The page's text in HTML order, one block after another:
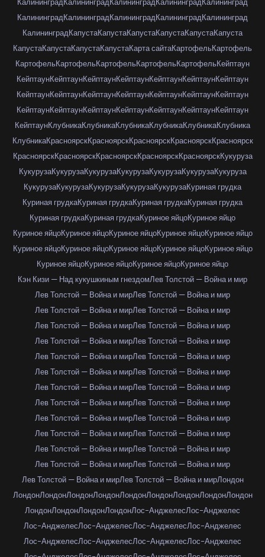
КалининградКалининградКалининградКалининградКалининград
КалининградКалининградКалининградКалининградКалининград
КалининградКапустаКапустаКапустаКапустаКапустаКапуста
КапустаКапустаКапустаКапустаКарта сайтаКартофельКартофель
КартофельКартофельКартофельКартофельКартофельКейптаун
КейптаунКейптаунКейптаунКейптаунКейптаунКейптаунКейптаун
КейптаунКейптаунКейптаунКейптаунКейптаунКейптаунКейптаун
КейптаунКейптаунКейптаунКейптаунКейптаунКейптаунКейптаун
КейптаунКлубникаКлубникаКлубникаКлубникаКлубникаКлубника
КлубникаКрасноярскКрасноярскКрасноярскКрасноярскКрасноярск
КрасноярскКрасноярскКрасноярскКрасноярскКрасноярскКукуруза
КукурузаКукурузаКукурузаКукурузаКукурузаКукурузаКукуруза
КукурузаКукурузаКукурузаКукурузаКукурузаКуриная грудка
Куриная грудкаКуриная грудкаКуриная грудкаКуриная грудка
Куриная грудкаКуриная грудкаКуриное яйцоКуриное яйцо
Куриное яйцоКуриное яйцоКуриное яйцоКуриное яйцоКуриное яйцо
Куриное яйцоКуриное яйцоКуриное яйцоКуриное яйцоКуриное яйцо
Куриное яйцоКуриное яйцоКуриное яйцоКуриное яйцо
Кэн Кизи — Над кукушкиным гнездомЛев Толстой — Война и мир
Лев Толстой — Война и мирЛев Толстой — Война и мир
Лев Толстой — Война и мирЛев Толстой — Война и мир
Лев Толстой — Война и мирЛев Толстой — Война и мир
Лев Толстой — Война и мирЛев Толстой — Война и мир
Лев Толстой — Война и мирЛев Толстой — Война и мир
Лев Толстой — Война и мирЛев Толстой — Война и мир
Лев Толстой — Война и мирЛев Толстой — Война и мир
Лев Толстой — Война и мирЛев Толстой — Война и мир
Лев Толстой — Война и мирЛев Толстой — Война и мир
Лев Толстой — Война и мирЛев Толстой — Война и мир
Лев Толстой — Война и мирЛев Толстой — Война и мир
Лев Толстой — Война и мирЛев Толстой — Война и мир
Лев Толстой — Война и мирЛев Толстой — Война и мирЛондон
ЛондонЛондонЛондонЛондонЛондонЛондонЛондонЛондонЛондон
ЛондонЛондонЛондонЛондонЛос-АнджелесЛос-Анджелес
Лос-АнджелесЛос-АнджелесЛос-АнджелесЛос-Анджелес
Лос-АнджелесЛос-АнджелесЛос-АнджелесЛос-Анджелес